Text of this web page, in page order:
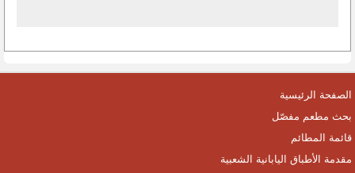
الصفحة الرئيسية
بحث مطعم مفصّل
قائمة المطائم
مقدمة الأطباق اليابانية الشعبية